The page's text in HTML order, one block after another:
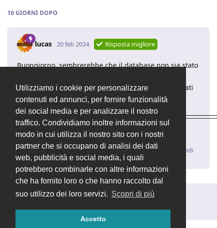
Utilizziamo i cookie per personalizzare
contenuti ed annunci, per fornire funzionalità
dei social media e per analizzare il nostro
traffico. Condividiamo inoltre informazioni sul
modo in cui utilizza il nostro sito con i nostri
partner che si occupano di analisi dei dati
web, pubblicità e social media, i quali
potrebbero combinarle con altre informazioni
che ha fornito loro o che hanno raccolto dal
suo utilizzo dei loro servizi. Scopri di più
Accetto
10 GIORNI DOPO
lucas 20 feb 2024 Risposta migliore
Buongiorno, sembrerebbe che il database non sia stato
eseguire una nuova installazione. I requisiti dichiarati
sembrano corretti. Grazie mille.
Luca | Supporto TecnicoOpenSTAManager– Il software
gestionale open source
Rispondi
Rispondi alla discussione...